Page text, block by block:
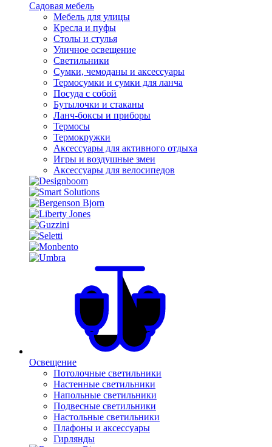
Садовая мебель
Мебель для улицы
Кресла и пуфы
Столы и стулья
Уличное освещение
Светильники
Сумки, чемоданы и аксессуары
Термосумки и сумки для ланча
Посуда с собой
Бутылочки и стаканы
Ланч-боксы и приборы
Термосы
Термокружки
Аксессуары для активного отдыха
Игры и воздушные змеи
Аксессуары для велосипедов
Освещение
Потолочные светильники
Настенные светильники
Напольные светильники
Подвесные светильники
Настольные светильники
Плафоны и аксессуары
Гирлянды